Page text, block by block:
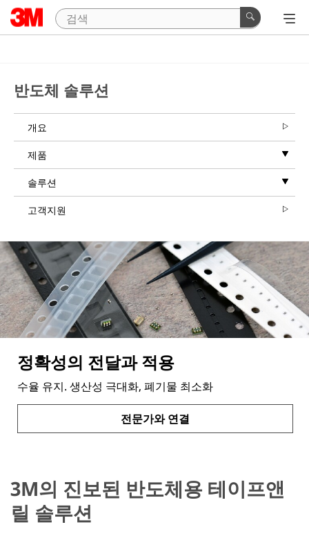
반도체 솔루션
개요
제품
솔루션
고객지원
정확성의 전달과 적용
수율 유지. 생산성 극대화, 폐기물 최소화
전문가와 연결
3M의 진보된 반도체용 테이프앤
릴 솔루션